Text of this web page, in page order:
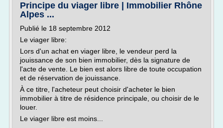
Principe du viager libre | Immobilier Rhône
Alpes ...
Publié le 18 septembre 2012
Le viager libre:
Lors d'un achat en viager libre, le vendeur perd la
jouissance de son bien immobilier, dès la signature de
l'acte de vente. Le bien est alors libre de toute occupation
et de réservation de jouissance.
À ce titre, l'acheteur peut choisir d'acheter le bien
immobilier à titre de résidence principale, ou choisir de le
louer.
Le viager libre est moins...